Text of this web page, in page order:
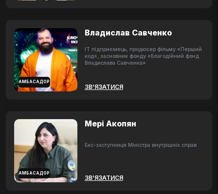
АМБАСАДОР
Владислав Савченко
ІТ підприємець, продюсер фільму «Перший
код», засновник фонду «Благодійний фонд
Владислава Савченка»
ЗВ'ЯЗАТИСЯ
АМБАСАДОР
Мері Акопян
Екс-заступниця Міністра внутрішніх справ
ЗВ'ЯЗАТИСЯ